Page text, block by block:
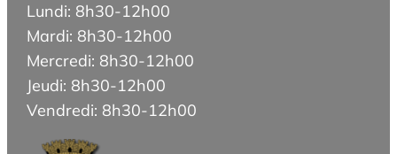
Lundi: 8h30-12h00
Mardi: 8h30-12h00
Mercredi: 8h30-12h00
Jeudi: 8h30-12h00
Vendredi: 8h30-12h00